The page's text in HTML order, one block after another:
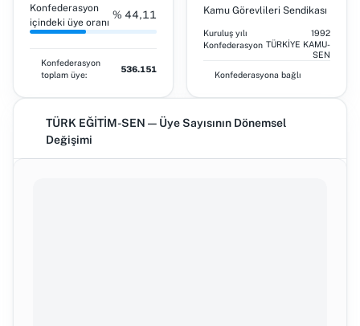
Konfederasyon
içindeki üye oranı
% 44,11
Konfederasyon
toplam üye:
536.151
Kamu Görevlileri Sendikası
Kuruluş yılı
1992
Konfederasyon TÜRKİYE KAMU-
SEN
Konfederasyona bağlı
TÜRK EĞİTİM-SEN — Üye Sayısının Dönemsel
Değişimi